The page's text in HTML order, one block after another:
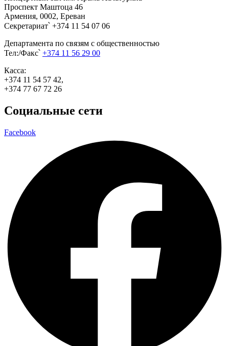
Проспект Маштоца 46
Армения, 0002, Ереван
Секретариат՝ +374 11 54 07 06
Департамента по связям с общественностью
Тел:/Факс՝ +374 11 56 29 00
Касса:
+374 11 54 57 42,
+374 77 67 72 26
Социальные сети
Facebook